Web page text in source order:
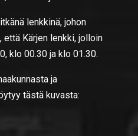
lenkkinä, johon
Kärjen lenkki, jolloin
klo 00.30 ja klo 01.30.
ja
tästä kuvasta: